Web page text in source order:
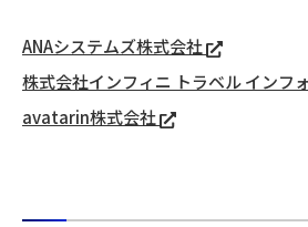
ANAシステムズ株式会社
株式会社インフィニ トラベル インフ
avatarin株式会社